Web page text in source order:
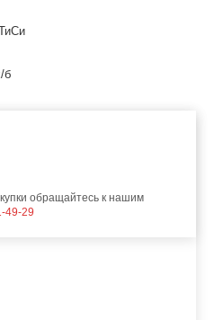
б
обращайтесь к нашим
49-29